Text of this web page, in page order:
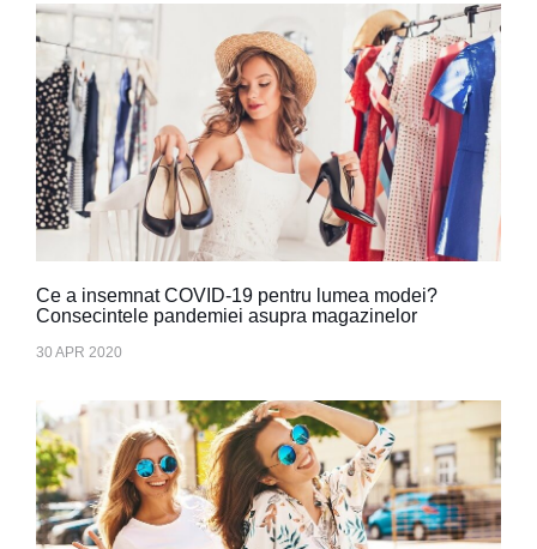
Ce a insemnat COVID-19 pentru lumea modei?
Consecintele pandemiei asupra magazinelor
30 APR 2020